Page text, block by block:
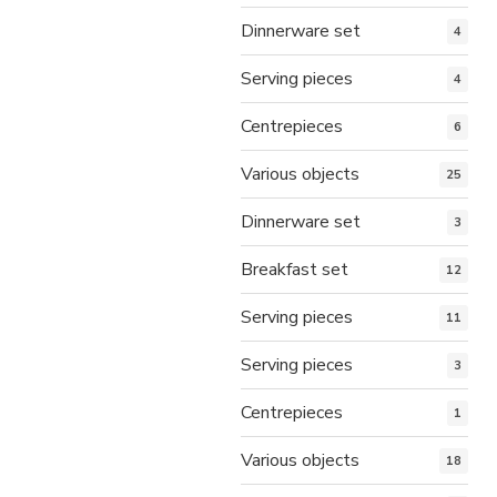
Dinnerware set 4
Serving pieces 4
Centrepieces 6
Various objects 25
Dinnerware set 3
Breakfast set 12
Serving pieces 11
Serving pieces 3
Centrepieces 1
Various objects 18